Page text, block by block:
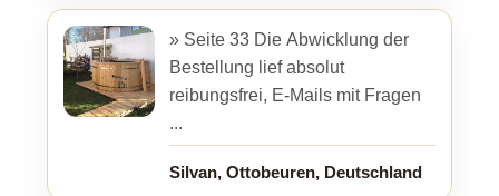
» Seite 33 Die Abwicklung der
Bestellung lief absolut
reibungsfrei, E-Mails mit Fragen
...
Silvan, Ottobeuren, Deutschland